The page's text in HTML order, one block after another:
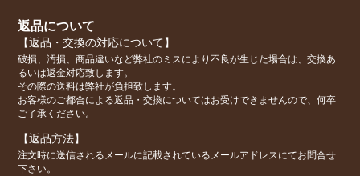
返品について
【返品・交換の対応について】
破損、汚損、商品違いなど弊社のミスにより不良が生じた場合は、交換あ
るいは返金対応致します。
その際の送料は弊社が負担致します。
お客様のご都合による返品・交換についてはお受けできませんので、何卒
ご了承ください。
【返品方法】
注文時に送信されるメールに記載されているメールアドレスにてお問合せ
下さい。